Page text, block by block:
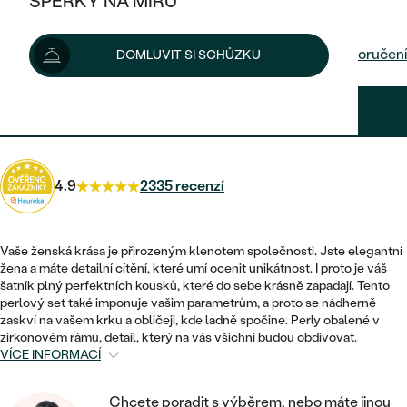
KOMBINOVANÉ ZLATO
DLE STYLU
ETERNITY
VINTAGE
NETRADIČNÍ
POSTRANNÍ KAMENY
HALO
VINTAGE
SNUBNÍ A ZÁSNUBNÍ SETY
NETRADIČNÍ
SESTAV SI SVŮJ PRSTEN
ZAČÍT S PRSTENEM
VÝPRODEJ
KDYŽ ŠPERKY POMÁHAJÍ
DLE TYPU
NÁUŠNICE
PRSTENY
PŘÍVĚSKY
NÁRAMKY
SETY
PÁNSKÉ ŠPERKY
PLATINOVÉ
PECKOVÉ
KRUHOVÉ
MINIMALISTICKÉ
VISACÍ
SOLITÉR
ZLATÉ
STŘÍBRNÉ
DLE STYLU
SOLITÉR
NAROZENÍ DÍTĚTE
PERSONALIZOVANÉ
SE ZNAMENÍM ZVĚROKRUHU
MINIMALISTICKÉ
ŠPERKY SKLADEM
VÝPRODEJ
DLE MATERIÁLU
ZLATÉ
PLATINOVÉ
DLE STYLU
ETERNITY
DOMLUVIT SI SCHŮZKU
5 670 Kč5 970 Kč
Možnosti doručení
4.9 2335 recenzí
Vaše ženská krása je přirozeným klenotem společnosti. Jste elegantní
žena a máte detailní cítění, které umí ocenit unikátnost. I proto je váš
šatník plný perfektních kousků, které do sebe krásně zapadají. Tento
perlový set také imponuje vašim parametrům, a proto se nádherně
zaskví na vašem krku a obličeji, kde ladně spočine. Perly obalené v
zirkonovém rámu, detail, který na vás všichni budou obdivovat.
VÍCE INFORMACÍ
Chcete poradit s výběrem, nebo máte jinou